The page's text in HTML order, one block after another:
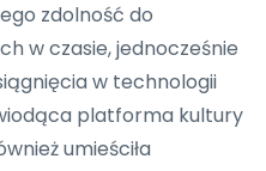
zdolność do
w czasie, jednocześnie
w technologii
platforma kultury
umieściła